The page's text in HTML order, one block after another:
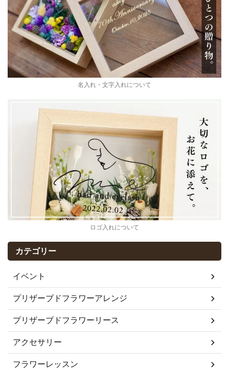
名入れ・文字入れについて
ロゴ入れについて
カテゴリー
イベント
プリザーブドフラワーアレンジ
プリザーブドフラワーリース
アクセサリー
フラワーレッスン